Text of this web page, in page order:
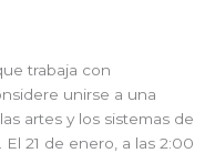
trabaja con
unirse a una
artes y los sistemas de
21 de enero, a las 2:00